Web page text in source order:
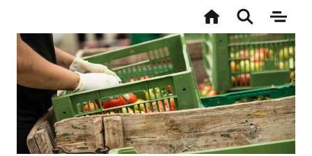
Direkt
Inhalt
Toggle
search
Startseite